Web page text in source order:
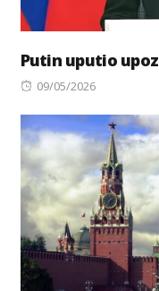
Putin uputio
Posted
09/05/2026